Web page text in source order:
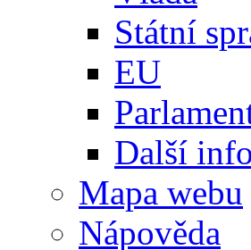
Státní
EU
Další
Mapa webu
Nápověda